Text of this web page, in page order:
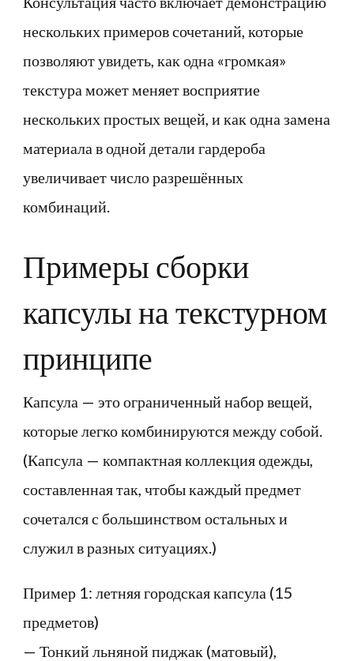
нескольких примеров сочетаний, которые
позволяют увидеть, как одна «громкая»
текстура может меняет восприятие
нескольких простых вещей, и как одна замена
материала в одной детали гардероба
увеличивает число разрешённых
комбинаций.
Примеры сборки
капсулы на текстурном
принципе
Капсула — это ограниченный набор вещей,
которые легко комбинируются между собой.
(Капсула — компактная коллекция одежды,
составленная так, чтобы каждый предмет
сочетался с большинством остальных и
служил в разных ситуациях.)
Пример 1: летняя городская капсула (15
предметов)
— Тонкий льняной пиджак (матовый),